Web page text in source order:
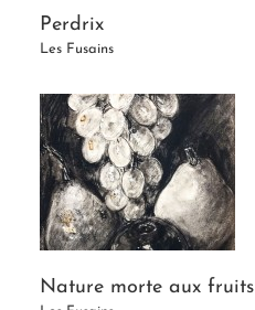
Perdrix
Les Fusains
Nature morte aux fruits